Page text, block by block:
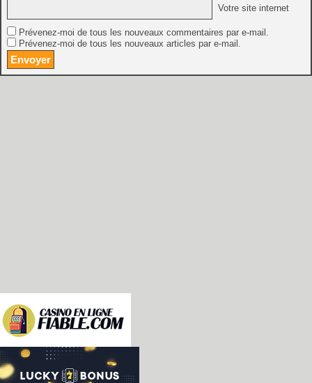
Votre site internet
Prévenez-moi de tous les nouveaux commentaires par e-mail.
Prévenez-moi de tous les nouveaux articles par e-mail.